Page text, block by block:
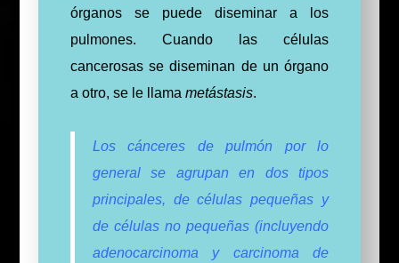
órganos se puede diseminar a los
pulmones. Cuando las células
cancerosas se diseminan de un órgano
a otro, se le llama metástasis.
Los cánceres de pulmón por lo
general se agrupan en dos tipos
principales, de células pequeñas y
de células no pequeñas (incluyendo
adenocarcinoma y carcinoma de